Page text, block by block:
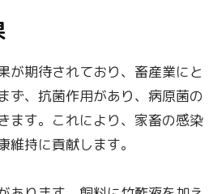
が期待されており、畜産業にと
ず、抗菌作用があり、病原菌の
ます。これにより、家畜の感染
持に貢献します。